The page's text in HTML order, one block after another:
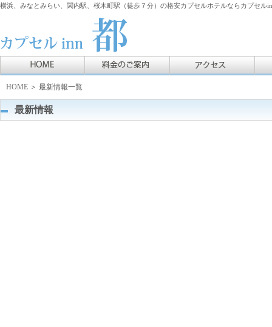
横浜、みなとみらい、関内駅、桜木町駅（徒歩７分）の格安カプセルホテルならカプセル
HOME ＞ 最新情報一覧
最新情報